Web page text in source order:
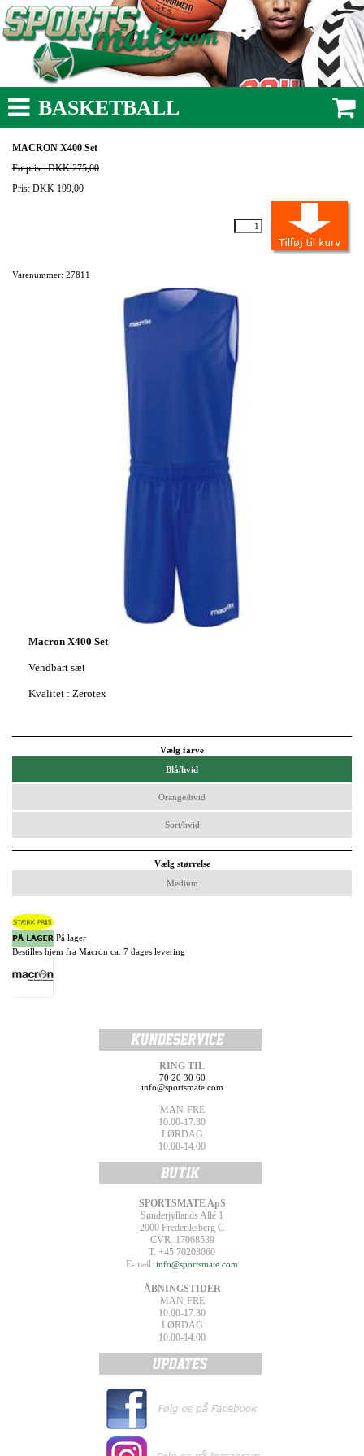
BASKETBALL
MACRON X400 Set
Førpris:DKK 275,00
Pris: DKK 199,00
Varenummer: 27811
Macron X400 Set
Vendbart sæt
Kvalitet : Zerotex
Vælg farve
Blå/hvid
Orange/hvid
Sort/hvid
Vælg størrelse
Medium
På lager
Bestilles hjem fra Macron ca. 7 dages levering
RING TIL
70 20 30 60
info@sportsmate.com
MAN-FRE
10.00-17.30
LØRDAG
10.00-14.00
SPORTSMATE ApS
Sønderjyllands Allé 1
2000 Frederiksberg C
CVR. 17068539
T. +45 70203060
E-mail: info@sportsmate.com
ÅBNINGSTIDER
MAN-FRE
10.00-17.30
LØRDAG
10.00-14.00